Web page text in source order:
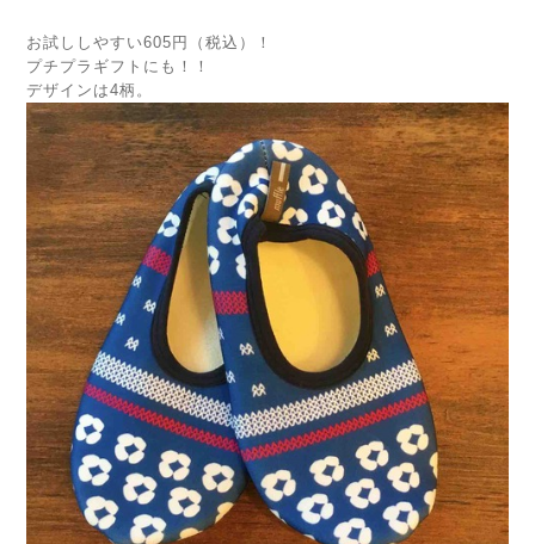
お試ししやすい605円（税込）！
プチプラギフトにも！！
デザインは4柄。